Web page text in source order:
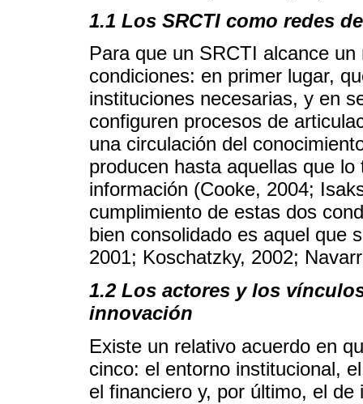
1.1 Los SRCTI como redes
Para que un SRCTI alcance
condiciones: en primer lugar,
instituciones necesarias, y en
configuren procesos de
una circulación del
producen hasta aquellas que
información (Cooke, 2004;
cumplimiento de estas dos
bien consolidado es aquel que
2001; Koschatzky, 2002;
1.2 Los actores y los
innovación
Existe un relativo acuerdo en
cinco: el entorno institucional,
el financiero y, por último, el